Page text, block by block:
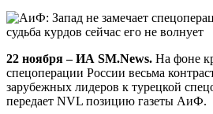
22 ноября – ИА SM.News. На фоне
спецоперации России весьма
зарубежных лидеров к турецкой
передает NVL позицию газеты АиФ.